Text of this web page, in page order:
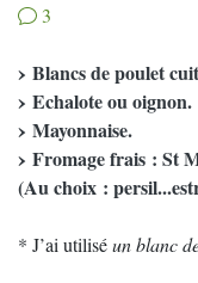
3
Blancs de poulet
Echalote ou oignon.
Mayonnaise.
Fromage frais : St
(Au choix :
* J’ai utiliséun blanc